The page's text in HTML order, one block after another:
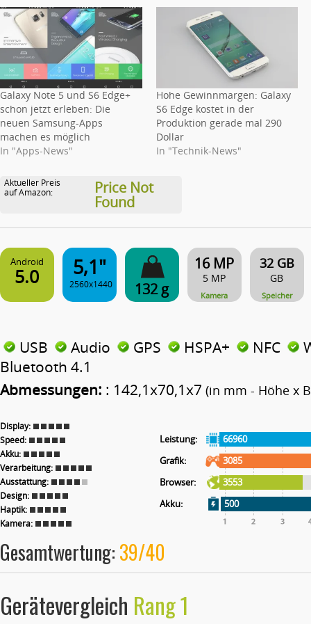
Galaxy Note 5 und S6 Edge+
schon jetzt erleben: Die
neuen Samsung-Apps
machen es möglich
In "Apps-News"
Hohe Gewinnmargen: Galaxy
S6 Edge kostet in der
Produktion gerade mal 290
Dollar
In "Technik-News"
Aktueller Preis
auf Amazon:
Price Not
Found
Android
5.0 5,1"
2560x1440 132 g
16 MP
5 MP
Kamera
32 GB
GB
Speicher
USB Audio GPS HSPA+ NFC
Bluetooth 4.1
Abmessungen: : 142,1x70,1x7 (in mm - Höhe x
Display:
Speed:
Akku:
Verarbeitung:
Ausstattung:
Design:
Haptik:
Kamera:
Leistung:
66960
Grafik:
3085
Browser:
3553
Akku:
500
Gesamtwertung:39/40
Gerätevergleich Rang 1